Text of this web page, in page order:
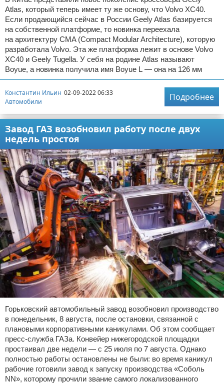
Atlas, который теперь имеет ту же основу, что Volvo XC40.
Если продающийся сейчас в России Geely Atlas базируется
на собственной платформе, то новинка переехала
на архитектуру CMA (Compact Modular Architecture), которую
разработала Volvo. Эта же платформа лежит в основе Volvo
XC40 и Geely Tugella. У себя на родине Atlas называют
Boyue, а новинка получила имя Boyue L — она на 126 мм
Константин Ильин 02-09-2022 06:33
Автомобили
Подробнее
Завод ГАЗ возобновил работу после двух
недель простоя
Горьковский автомобильный завод возобновил производство
в понедельник, 8 августа, после остановки, связанной с
плановыми корпоративными каникулами. Об этом сообщает
пресс-служба ГАЗа. Конвейер нижегородской площадки
простаивал две недели — с 25 июля по 7 августа. Однако
полностью работы остановлены не были: во время каникул
рабочие готовили завод к запуску производства «Соболь
NN», которому прочили звание самого локализованного